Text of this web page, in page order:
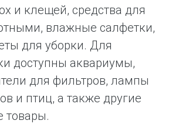
и клещей, средства для
влажные салфетки,
для уборки. Для
доступны аквариумы,
для фильтров, лампы
и птиц, а также другие
товары.